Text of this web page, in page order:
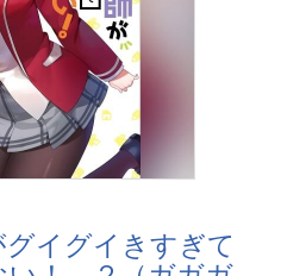
イグイきすぎて